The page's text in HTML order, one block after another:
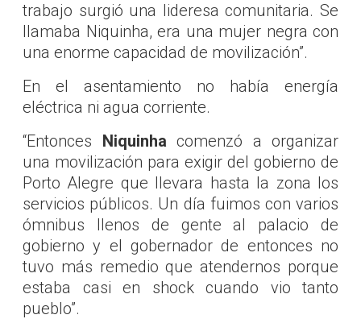
trabajo surgió una lideresa comunitaria. Se
llamaba Niquinha, era una mujer negra con
una enorme capacidad de movilización”.
En el asentamiento no había energía
eléctrica ni agua corriente.
“Entonces Niquinha comenzó a organizar
una movilización para exigir del gobierno de
Porto Alegre que llevara hasta la zona los
servicios públicos. Un día fuimos con varios
ómnibus llenos de gente al palacio de
gobierno y el gobernador de entonces no
tuvo más remedio que atendernos porque
estaba casi en shock cuando vio tanto
pueblo”.